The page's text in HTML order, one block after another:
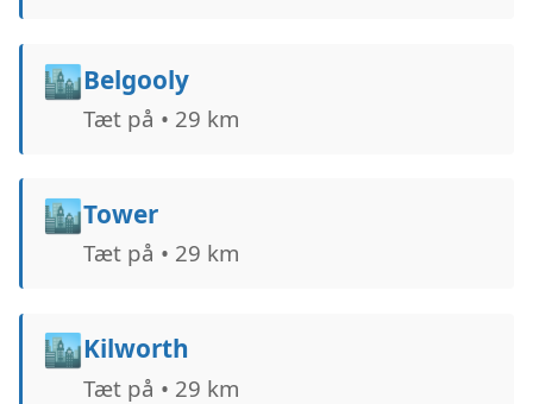
🏙️Belgooly
Tæt på • 29 km
🏙️Tower
Tæt på • 29 km
🏙️Kilworth
Tæt på • 29 km